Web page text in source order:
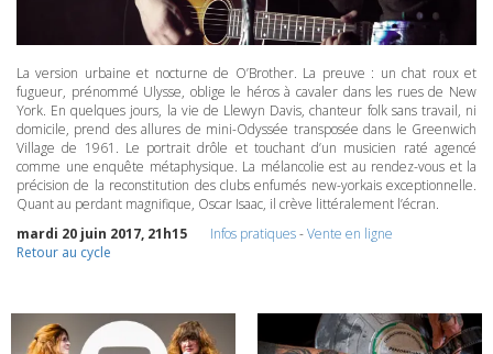
La version urbaine et nocturne de O’Brother. La preuve : un chat roux et
fugueur, prénommé Ulysse, oblige le héros à cavaler dans les rues de New
York. En quelques jours, la vie de Llewyn Davis, chanteur folk sans travail, ni
domicile, prend des allures de mini-Odyssée transposée dans le Greenwich
Village de 1961. Le portrait drôle et touchant d’un musicien raté agencé
comme une enquête métaphysique. La mélancolie est au rendez-vous et la
précision de la reconstitution des clubs enfumés new-yorkais exceptionnelle.
Quant au perdant magnifique, Oscar Isaac, il crève littéralement l’écran.
mardi 20 juin 2017, 21h15
Infos pratiques-Vente en ligne
Retour au cycle